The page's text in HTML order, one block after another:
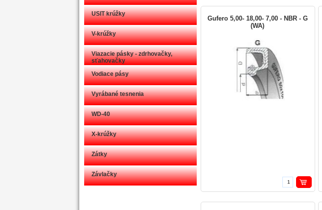
USIT krúžky
V-krúžky
Viazacie pásky - zdrhovačky,
sťahovačky
Vodiace pásy
Vyrábané tesnenia
WD-40
X-krúžky
Zátky
Závlačky
Gufero 5,00- 18,00- 7,00 - NBR - G
(WA)